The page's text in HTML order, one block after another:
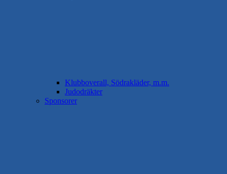
Klubboverall, Södrakläder, m.m.
Judodräkter
Sponsorer